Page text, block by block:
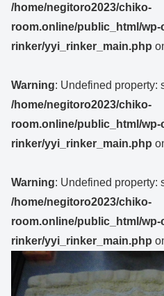
/home/negitoro2023/chiko-
room.online/public_html/
rinker/yyi_rinker_main.php
Warning: Undefined property:
/home/negitoro2023/chiko-
room.online/public_html/
rinker/yyi_rinker_main.php
Warning: Undefined property:
/home/negitoro2023/chiko-
room.online/public_html/
rinker/yyi_rinker_main.php